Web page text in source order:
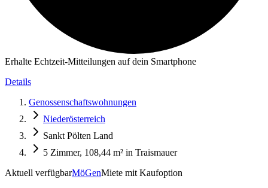
Erhalte Echtzeit-Mitteilungen auf dein Smartphone
Details
Genossenschaftswohnungen
Niederösterreich
Sankt Pölten Land
5 Zimmer, 108,44 m² in Traismauer
Aktuell verfügbarMöGenMiete mit Kaufoption